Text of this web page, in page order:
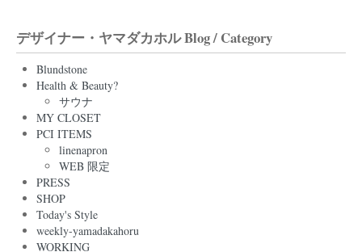
デザイナー・ヤマダカホル Blog / Category
Blundstone
Health & Beauty?
サウナ
MY CLOSET
PCI ITEMS
linenapron
WEB 限定
PRESS
SHOP
Today's Style
weekly-yamadakahoru
WORKING